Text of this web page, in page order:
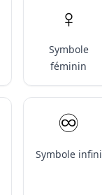
♀️
Symbole
féminin
♾️
Symbole infini